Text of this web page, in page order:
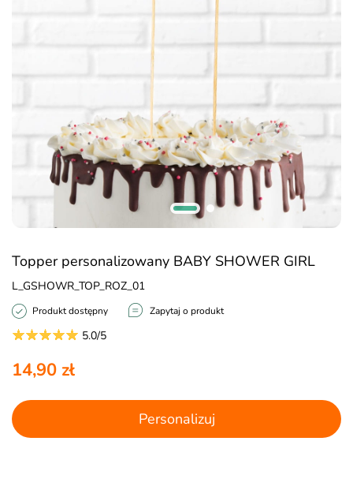
Topper personalizowany BABY SHOWER GIRL
L_GSHOWR_TOP_ROZ_01
Produkt dostępny Zapytaj o produkt
5.0/5
14,90 zł
Personalizuj